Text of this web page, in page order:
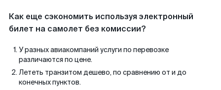
Как еще сэкономить используя электронный
билет на самолет без комиссии?
У разных авиакомпаний услуги по перевозке
различаются по цене.
Лететь транзитом дешево, по сравнению от и до
конечных пунктов.